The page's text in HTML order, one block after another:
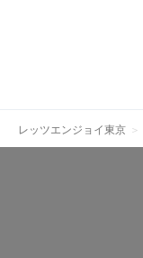
レッツエンジョイ東京